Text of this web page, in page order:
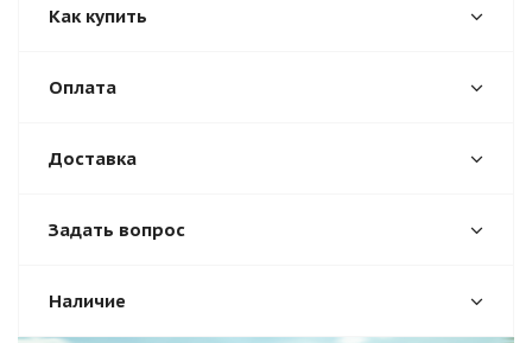
Как купить
Оплата
Доставка
Задать вопрос
Наличие